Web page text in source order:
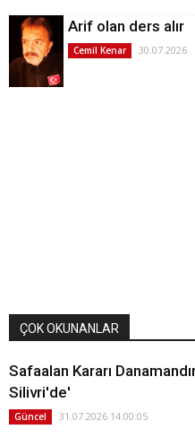
Arif olan ders alır
Cemil Kenar 30.07.2026
ÇOK OKUNANLAR
Safaalan Kararı
Silivri'de'
Güncel 31.07.2026 14:00:05